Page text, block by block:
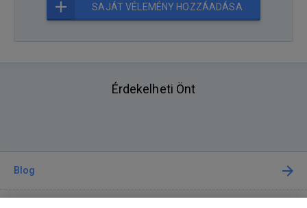
SAJÁT VÉLEMÉNY HOZZÁADÁSA
Érdekelheti Önt
Blog